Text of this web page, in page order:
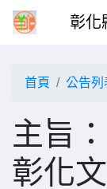
彰化
首頁 公告列
主旨
彰化